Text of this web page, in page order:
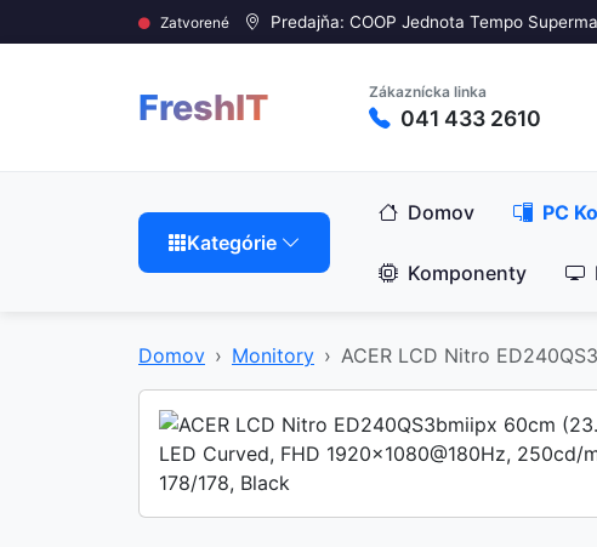
Zatvorené Predajňa: COOP Jednota Tempo
FreshIT Zákaznícka linka
041 433 2610
Kategórie
Domov PC
Komponenty
Domov Monitory ACER LCD Nitro